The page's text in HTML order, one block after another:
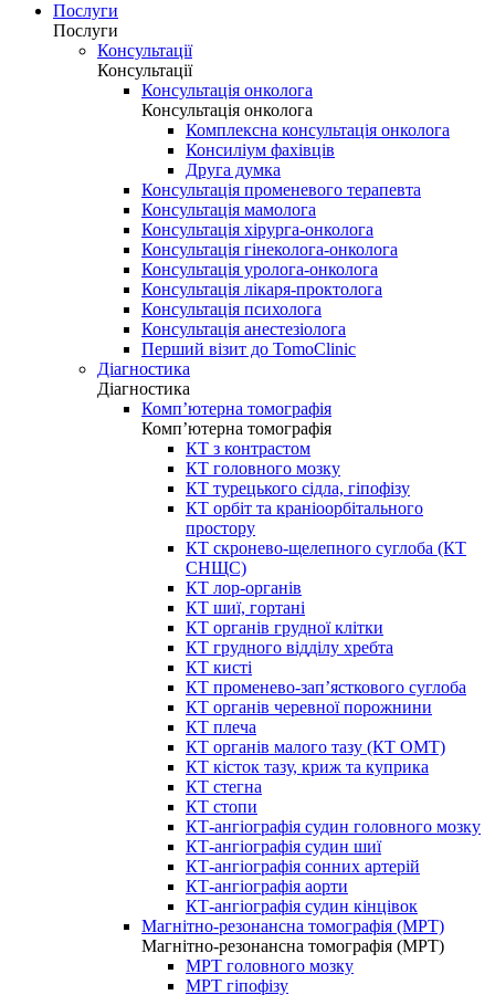
Послуги
Послуги
Консультації
Консультації
Консультація онколога
Консультація онколога
Комплексна консультація онколога
Консиліум фахівців
Друга думка
Консультація променевого терапевта
Консультація мамолога
Консультація хірурга-онколога
Консультація гінеколога-онколога
Консультація уролога-онколога
Консультація лікаря-проктолога
Консультація психолога
Консультація анестезіолога
Перший візит до TomoClinic
Діагностика
Діагностика
Комп’ютерна томографія
Комп’ютерна томографія
КТ з контрастом
КТ головного мозку
КТ турецького сідла, гіпофізу
КТ орбіт та краніоорбітального
простору
КТ скронево-щелепного суглоба (КТ
СНЩС)
КТ лор-органів
КТ шиї, гортані
КТ органів грудної клітки
КТ грудного відділу хребта
КТ кисті
КТ променево-зап’ясткового суглоба
КТ органів черевної порожнини
КТ плеча
КТ органів малого тазу (КТ ОМТ)
КТ кісток тазу, криж та куприка
КТ стегна
КТ стопи
КТ-ангіографія судин головного мозку
КТ-ангіографія судин шиї
КТ-ангіографія сонних артерій
КТ-ангіографія аорти
КТ-ангіографія судин кінцівок
Магнітно-резонансна томографія (МРТ)
Магнітно-резонансна томографія (МРТ)
МРТ головного мозку
МРТ гіпофізу